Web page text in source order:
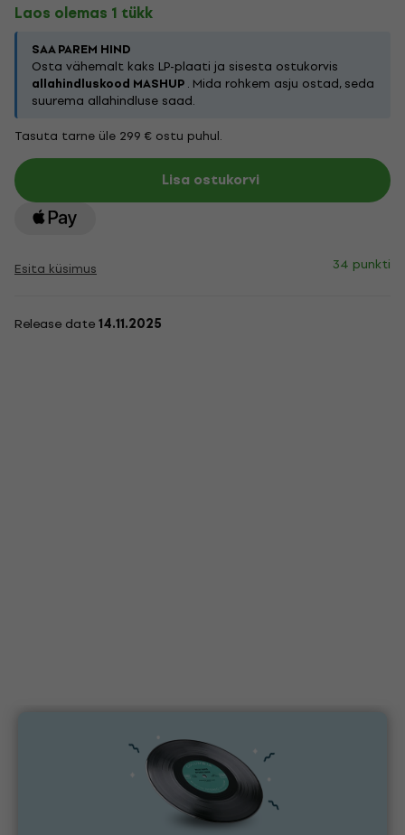
Laos olemas 1 tükk
SAA PAREM HIND
Osta vähemalt kaks LP-plaati ja sisesta ostukorvis
allahindluskood MASHUP. Mida rohkem asju ostad, seda
suurema allahindluse saad.
Tasuta tarne üle 299 € ostu puhul.
Lisa ostukorvi
Esita küsimus 34 punkti
Release date14.11.2025